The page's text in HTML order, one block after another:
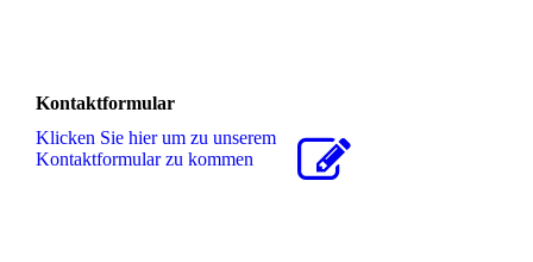
Kontaktformular
Klicken Sie hier um zu unserem
Kon­takt­for­mu­lar zu kommen